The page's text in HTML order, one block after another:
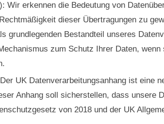
Wir erkennen die Bedeutung von
dieser Übertragungen zu
grundlegenden Bestandteil unseres
zum Schutz Ihrer Daten,
UK Datenverarbeitungsanhang ist eine
Anhang soll sicherstellen, dass unsere
von 2018 und der UK